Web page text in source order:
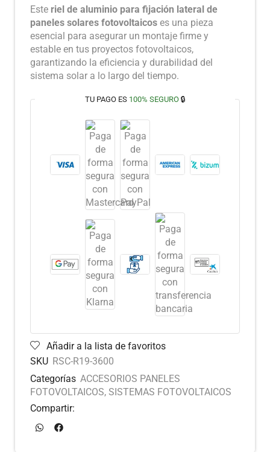
Este riel de aluminio para fijación lateral de
paneles solares fotovoltaicos es una pieza
esencial para asegurar un montaje firme y
estable en tus proyectos fotovoltaicos,
garantizando la eficiencia y durabilidad del
sistema solar a lo largo del tiempo.
TU PAGO ES 100% SEGURO🔒
Añadir a la lista de favoritos
SKU RSC-R19-3600
Categorías ACCESORIOS PANELES
FOTOVOLTAICOS, SISTEMAS FOTOVOLTAICOS
Compartir: